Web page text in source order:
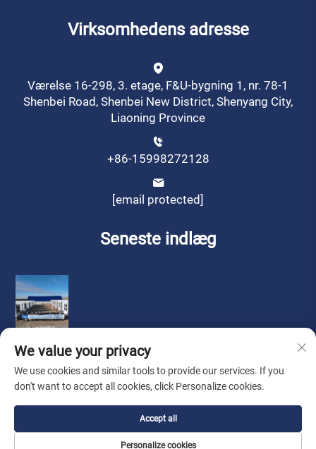
Virksomhedens adresse
Værelse 16-298, 3. etage, F&U-bygning 1, nr. 78-1
Shenbei Road, Shenbei New District, Shenyang City,
Liaoning Province
+86-15998272128
[email protected]
Seneste indlæg
Copyright © by Liaoning Sinotech Group Co.,Ltd.
Privatlivspolitik
We value your privacy
We use cookies and similar tools to provide our services. If you
don't want to accept all cookies, click Personalize cookies.
Personalize cookies
Accept all